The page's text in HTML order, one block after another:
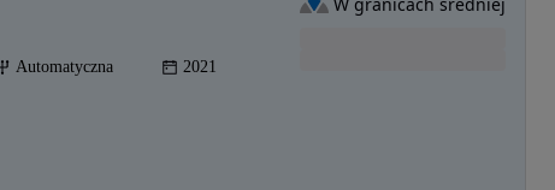
Automatyczna 2021
W granicach średniej